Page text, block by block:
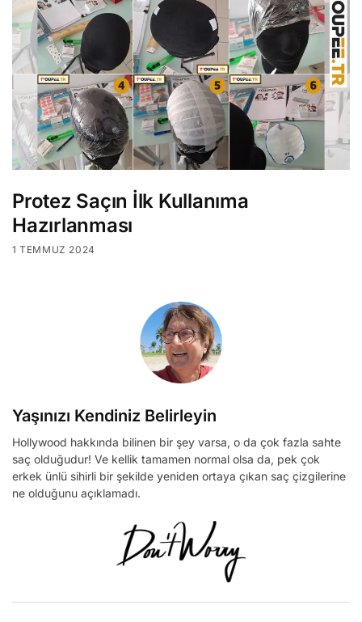
Protez Saçın İlk Kullanıma
Hazırlanması
1 TEMMUZ 2024
Yaşınızı Kendiniz Belirleyin
Hollywood hakkında bilinen bir şey varsa, o da çok fazla sahte
saç olduğudur! Ve kellik tamamen normal olsa da, pek çok
erkek ünlü sihirli bir şekilde yeniden ortaya çıkan saç çizgilerine
ne olduğunu açıklamadı.